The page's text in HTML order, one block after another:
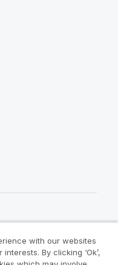
with our websites
By clicking ‘Ok’,